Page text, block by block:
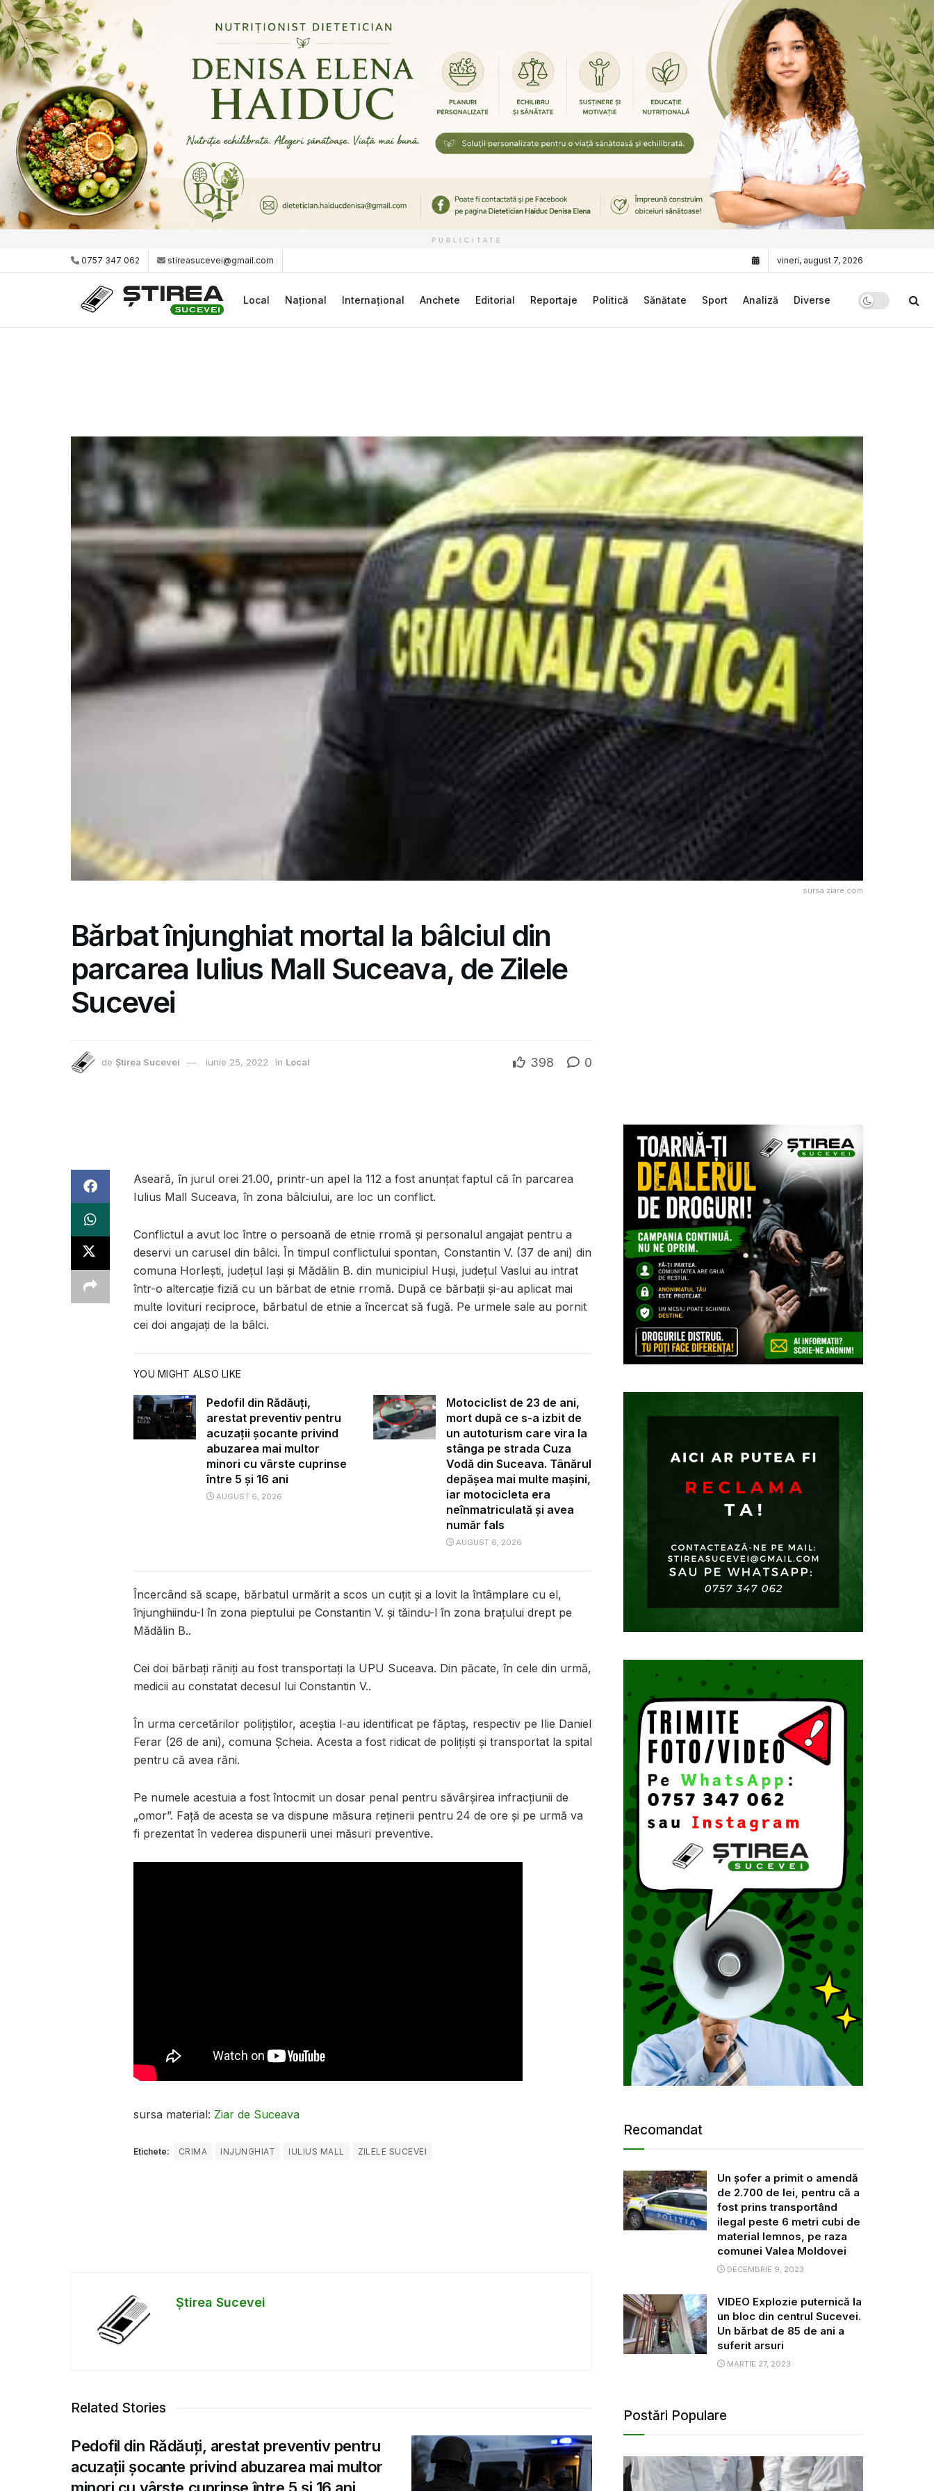
PUBLICITATE
0757 347 062 stireasucevei@gmail.com vineri, august 7, 2026
Local Național Internațional Anchete Editorial Reportaje Politică Sănătate Sport Analiză Diverse
sursa ziare.com
Bărbat înjunghiat mortal la bâlciul din
parcarea Iulius Mall Suceava, de Zilele
Sucevei
de Știrea Sucevei iunie 25, 2022 în Local 398 0
Aseară, în jurul orei 21.00, printr-un apel la 112 a fost anunțat faptul că în parcarea
Iulius Mall Suceava, în zona bâlciului, are loc un conflict.
Conflictul a avut loc între o persoană de etnie rromă și personalul angajat pentru a
deservi un carusel din bâlci. În timpul conflictului spontan, Constantin V. (37 de ani) din
comuna Horlești, județul Iași și Mădălin B. din municipiul Huși, județul Vaslui au intrat
într-o altercație fiziă cu un bărbat de etnie rromă. După ce bărbații și-au aplicat mai
multe lovituri reciproce, bărbatul de etnie a încercat să fugă. Pe urmele sale au pornit
cei doi angajați de la bâlci.
YOU MIGHT ALSO LIKE
Pedofil din Rădăuți,
arestat preventiv pentru
acuzații șocante privind
abuzarea mai multor
minori cu vârste cuprinse
între 5 și 16 ani
AUGUST 6, 2026
Motociclist de 23 de ani,
mort după ce s-a izbit de
un autoturism care vira la
stânga pe strada Cuza
Vodă din Suceava. Tânărul
depășea mai multe mașini,
iar motocicleta era
neînmatriculată și avea
număr fals
AUGUST 6, 2026
Încercând să scape, bărbatul urmărit a scos un cuțit și a lovit la întâmplare cu el,
înjunghiindu-l în zona pieptului pe Constantin V. și tăindu-l în zona brațului drept pe
Mădălin B..
Cei doi bărbați răniți au fost transportați la UPU Suceava. Din păcate, în cele din urmă,
medicii au constatat decesul lui Constantin V..
În urma cercetărilor polițiștilor, aceștia l-au identificat pe făptaș, respectiv pe Ilie Daniel
Ferar (26 de ani), comuna Șcheia. Acesta a fost ridicat de polițiști și transportat la spital
pentru că avea răni.
Pe numele acestuia a fost întocmit un dosar penal pentru săvârșirea infracțiunii de
„omor”. Față de acesta se va dispune măsura reținerii pentru 24 de ore și pe urmă va
fi prezentat în vederea dispunerii unei măsuri preventive.
sursa material: Ziar de Suceava
Etichete: CRIMA INJUNGHIAT IULIUS MALL ZILELE SUCEVEI
Știrea Sucevei
Related Stories
Pedofil din Rădăuți, arestat preventiv pentru
acuzații șocante privind abuzarea mai multor
minori cu vârste cuprinse între 5 și 16 ani
Recomandat
Un șofer a primit o amendă
de 2.700 de lei, pentru că a
fost prins transportând
ilegal peste 6 metri cubi de
material lemnos, pe raza
comunei Valea Moldovei
DECEMBRIE 9, 2023
VIDEO Explozie puternică la
un bloc din centrul Sucevei.
Un bărbat de 85 de ani a
suferit arsuri
MARTIE 27, 2023
Postări Populare